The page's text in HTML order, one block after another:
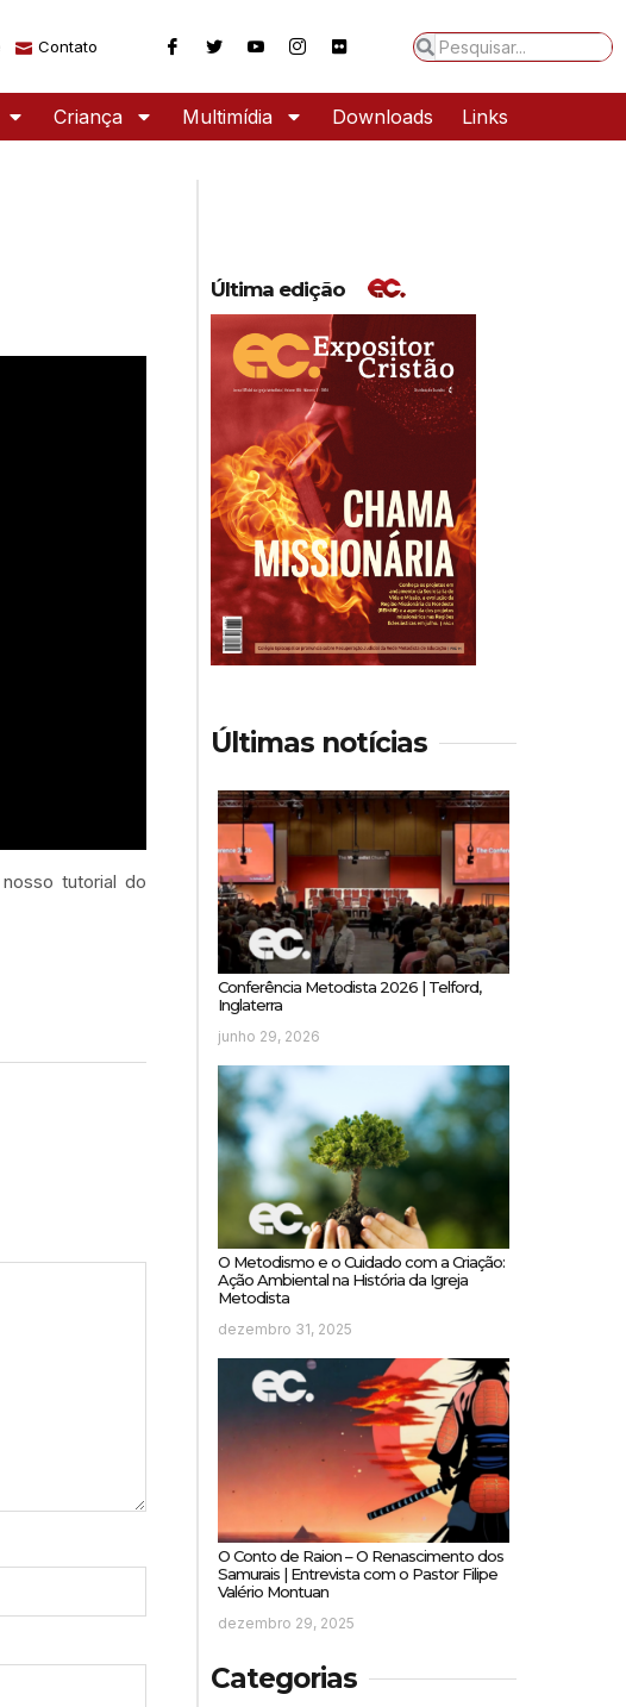
Contato
Criança Multimídia Downloads Links
tutorial do
Última edição
Últimas notícias
Conferência Metodista 2026 | Telford,
Inglaterra
junho 29, 2026
O Metodismo e o Cuidado com a Criação:
Ação Ambiental na História da Igreja
Metodista
dezembro 31, 2025
O Conto de Raion – O Renascimento dos
Samurais | Entrevista com o Pastor Filipe
Valério Montuan
dezembro 29, 2025
Categorias